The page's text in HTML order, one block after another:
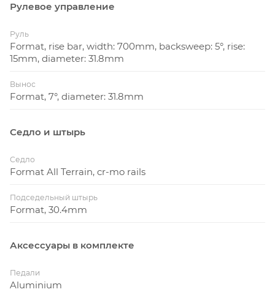
Рулевое управление
Руль
Format, rise bar, width: 700mm, backsweep: 5°, rise:
15mm, diameter: 31.8mm
Вынос
Format, 7°, diameter: 31.8mm
Седло и штырь
Седло
Format All Terrain, cr-mo rails
Подседельный штырь
Format, 30.4mm
Аксессуары в комплекте
Педали
Aluminium